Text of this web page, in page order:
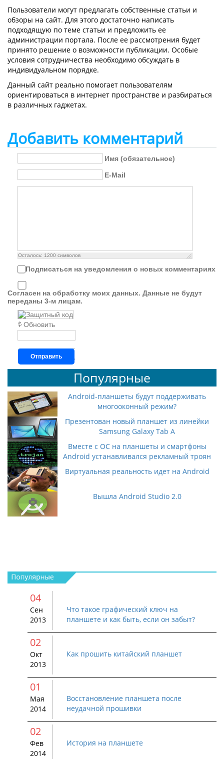
Пользователи могут предлагать собственные статьи и
обзоры на сайт. Для этого достаточно написать
подходящую по теме статьи и предложить ее
администрации портала. После ее рассмотрения будет
принято решение о возможности публикации. Особые
условия сотрудничества необходимо обсуждать в
индивидуальном порядке.
Данный сайт реально помогает пользователям
ориентироваться в интернет пространстве и разбираться
в различных гаджетах.
Добавить комментарий
Имя (обязательное)
E-Mail
Осталось: 1200 символов
Подписаться на уведомления о новых комментариях
Согласен на обработку моих данных. Данные не будут
переданы 3-м лицам.
Обновить
Отправить
Популярные
Android-планшеты будут поддерживать
многооконный режим?
Презентован новый планшет из линейки
Samsung Galaxy Tab A
Вместе с ОС на планшеты и смартфоны
Android устанавливался рекламный троян
Виртуальная реальность идет на Android
Вышла Android Studio 2.0
04
Сен
2013
Что такое графический ключ на
планшете и как быть, если он забыт?
02
Окт
2013
Как прошить китайский планшет
01
Мая
2014
Восстановление планшета после
неудачной прошивки
02
Фев
2014
История на планшете